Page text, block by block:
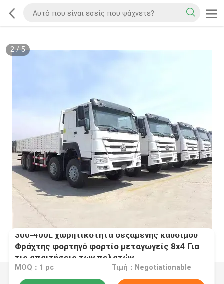
2/5
300-400L χωρητικότητα δεξαμενής καυσίμου
Φράχτης φορτηγό φορτίο μεταγωγείς 8x4 Για
τις απαιτήσεις των πελατών
MOQ：1 pc Τιμή：Negotiationable